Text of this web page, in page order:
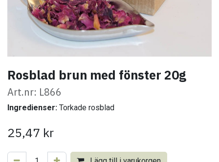
Rosblad brun med fönster 20g
Art.nr: L866
Ingredienser: Torkade rosblad
25,47 kr